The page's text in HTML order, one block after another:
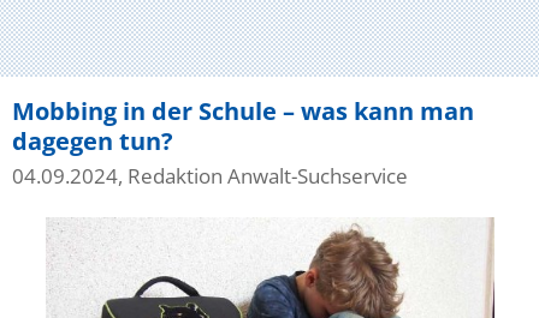
Mobbing in der Schule – was kann man
dagegen tun?
04.09.2024, Redaktion Anwalt-Suchservice